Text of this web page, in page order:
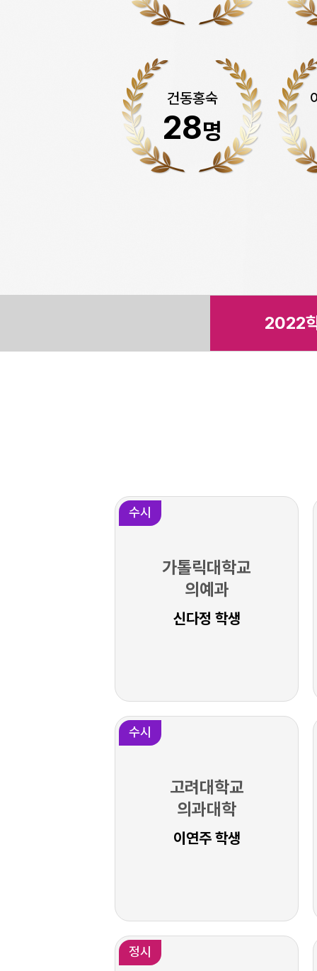
건동홍숙
28명
2022
수시
가톨릭대학교
의예과
신다정 학생
수시
고려대학교
의과대학
이연주 학생
정시